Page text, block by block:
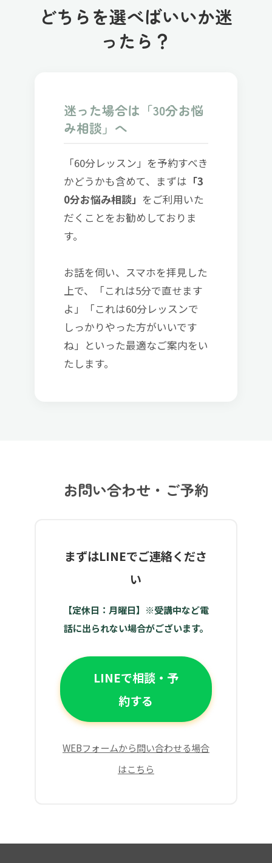
どちらを選べばいいか迷
ったら？
迷った場合は「30分お悩
み相談」へ
「60分レッスン」を予約すべき
かどうかも含めて、まずは 「3
0分お悩み相談」 をご利用いた
だくことをお勧めしておりま
す。
お話を伺い、スマホを拝見した
上で、「これは5分で直せます
よ」「これは60分レッスンで
しっかりやった方がいいです
ね」といった最適なご案内をい
たします。
お問い合わせ・ご予約
まずはLINEでご連絡くださ
い
【定休日：月曜日】※受講中など電
話に出られない場合がございます。
LINEで相談・予
約する
WEBフォームから問い合わせる場合
はこちら